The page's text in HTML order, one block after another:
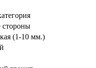
(1-10 мм.)